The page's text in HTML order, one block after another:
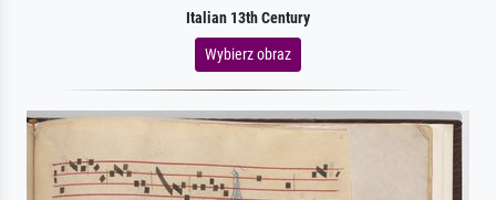
Italian 13th Century
Wybierz obraz